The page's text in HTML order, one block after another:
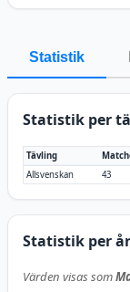
Statistik
Statistik per
Tävling
Allsvenskan
43
Statistik per år
Värden visas som